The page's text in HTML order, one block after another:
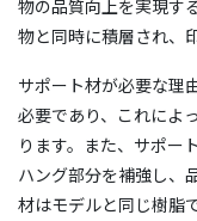
物の品質向上を実現す
物と同時に積層され、
サポート材が必要な理
必要であり、これによ
ります。また、サポー
ハング部分を補強し、
材はモデルと同じ樹脂